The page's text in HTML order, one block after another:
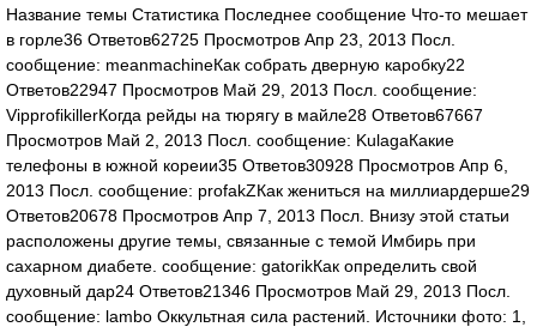
Название темы Статистика Последнее сообщение Что-то мешает
в горле36 Ответов62725 Просмотров Апр 23, 2013 Посл.
сообщение: meanmachineКак собрать дверную каробку22
Ответов22947 Просмотров Май 29, 2013 Посл. сообщение:
VipprofikillerКогда рейды на тюрягу в майле28 Ответов67667
Просмотров Май 2, 2013 Посл. сообщение: KulagaКакие
телефоны в южной кореии35 Ответов30928 Просмотров Апр 6,
2013 Посл. сообщение: profakZКак жениться на миллиардерше29
Ответов20678 Просмотров Апр 7, 2013 Посл. Внизу этой статьи
расположены другие темы, связанные с темой Имбирь при
сахарном диабете. сообщение: gatorikКак определить свой
духовный дар24 Ответов21346 Просмотров Май 29, 2013 Посл.
сообщение: lambo Оккультная сила растений. Источники фото: 1,